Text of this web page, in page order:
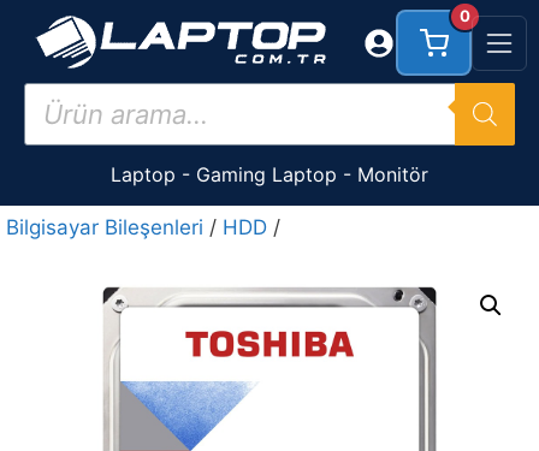
İçeriğe
Products
search
Laptop - Gaming Laptop - Monitör
0
Bilgisayar Bileşenleri / HDD /